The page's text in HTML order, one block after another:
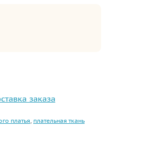
заказа
платья, плательная ткань